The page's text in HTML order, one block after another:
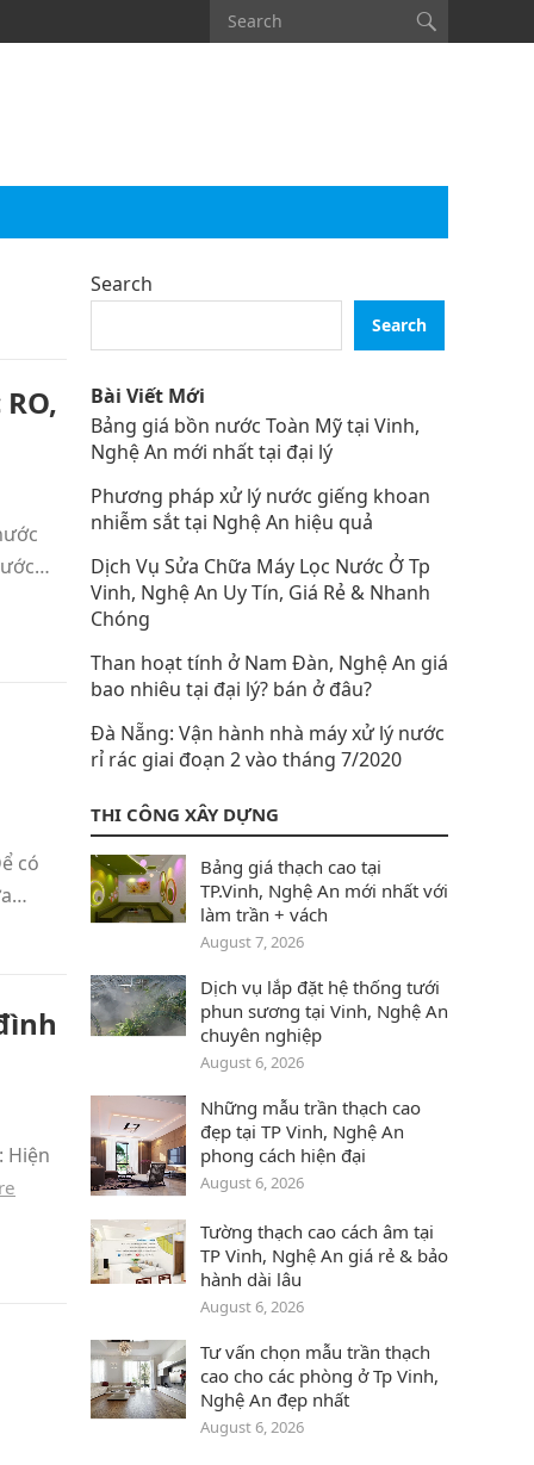
có
Hiện
Search
Search
Bài Viết Mới
Bảng giá bồn nước Toàn Mỹ tại Vinh,
Nghệ An mới nhất tại đại lý
Phương pháp xử lý nước giếng khoan
nhiễm sắt tại Nghệ An hiệu quả
Dịch Vụ Sửa Chữa Máy Lọc Nước Ở Tp
Vinh, Nghệ An Uy Tín, Giá Rẻ & Nhanh
Chóng
Than hoạt tính ở Nam Đàn‎, Nghệ An giá
bao nhiêu tại đại lý? bán ở đâu?
Đà Nẵng: Vận hành nhà máy xử lý nước
rỉ rác giai đoạn 2 vào tháng 7/2020
THI CÔNG XÂY DỰNG
Bảng giá thạch cao tại
TP.Vinh, Nghệ An mới nhất với
làm trần + vách
August 7, 2026
Dịch vụ lắp đặt hệ thống tưới
phun sương tại Vinh, Nghệ An
chuyên nghiệp
August 6, 2026
Những mẫu trần thạch cao
đẹp tại TP Vinh, Nghệ An
phong cách hiện đại
August 6, 2026
Tường thạch cao cách âm tại
TP Vinh, Nghệ An giá rẻ & bảo
hành dài lâu
August 6, 2026
Tư vấn chọn mẫu trần thạch
cao cho các phòng ở Tp Vinh,
Nghệ An đẹp nhất
August 6, 2026